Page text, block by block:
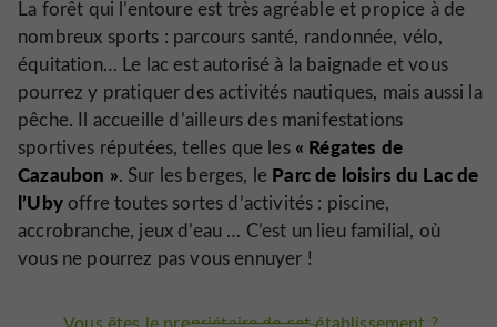
La forêt qui l’entoure est très agréable et propice à de
nombreux sports : parcours santé, randonnée, vélo,
équitation… Le lac est autorisé à la baignade et vous
pourrez y pratiquer des activités nautiques, mais aussi la
pêche. Il accueille d’ailleurs des manifestations
sportives réputées, telles que les « Régates de
Cazaubon ». Sur les berges, le Parc de loisirs du Lac de
l’Ubyoffre toutes sortes d’activités : piscine,
accrobranche, jeux d’eau … C’est un lieu familial, où
vous ne pourrez pas vous ennuyer !
Vous êtes le propriétaire de cet établissement ?